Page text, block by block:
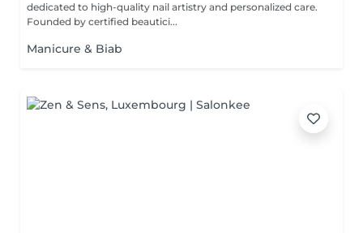
dedicated to high-quality nail artistry and personalized care.
Founded by certified beautici...
Manicure & Biab